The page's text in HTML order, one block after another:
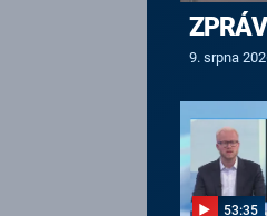
9. srpna
53:35